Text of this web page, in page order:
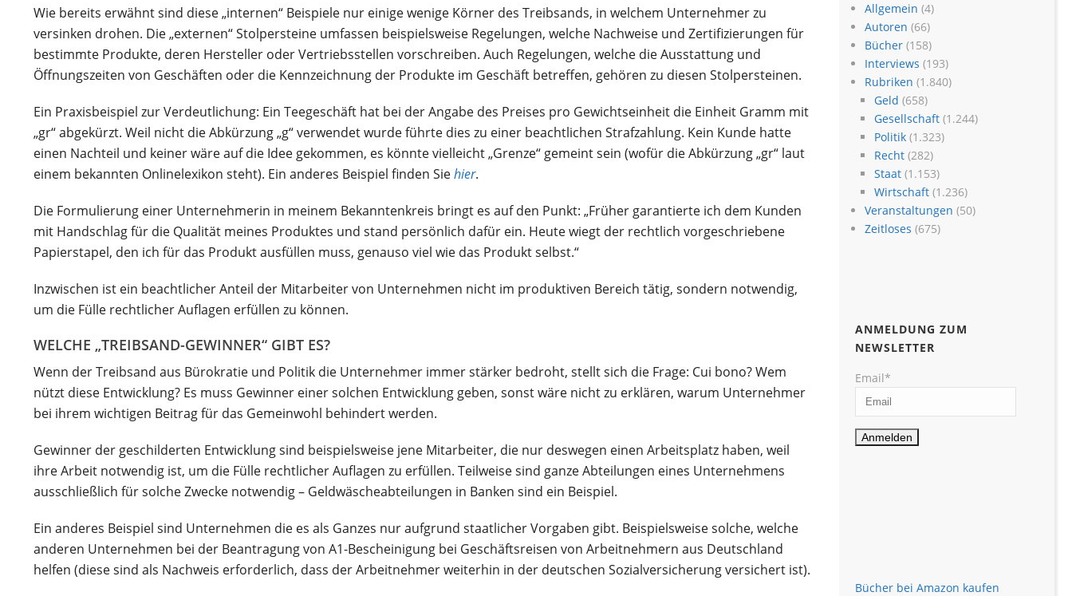
Wie bereits erwähnt sind diese „internen“ Beispiele nur einige wenige Körner des Treibsands, in welchem Unternehmer zu
versinken drohen. Die „externen“ Stolpersteine umfassen beispielsweise Regelungen, welche Nachweise und Zertifizierungen für
bestimmte Produkte, deren Hersteller oder Vertriebsstellen vorschreiben. Auch Regelungen, welche die Ausstattung und
Öffnungszeiten von Geschäften oder die Kennzeichnung der Produkte im Geschäft betreffen, gehören zu diesen Stolpersteinen.
Ein Praxisbeispiel zur Verdeutlichung: Ein Teegeschäft hat bei der Angabe des Preises pro Gewichtseinheit die Einheit Gramm mit
„gr“ abgekürzt. Weil nicht die Abkürzung „g“ verwendet wurde führte dies zu einer beachtlichen Strafzahlung. Kein Kunde hatte
einen Nachteil und keiner wäre auf die Idee gekommen, es könnte vielleicht „Grenze“ gemeint sein (wofür die Abkürzung „gr“ laut
einem bekannten Onlinelexikon steht). Ein anderes Beispiel finden Siehier.
Die Formulierung einer Unternehmerin in meinem Bekanntenkreis bringt es auf den Punkt: „Früher garantierte ich dem Kunden
mit Handschlag für die Qualität meines Produktes und stand persönlich dafür ein. Heute wiegt der rechtlich vorgeschriebene
Papierstapel, den ich für das Produkt ausfüllen muss, genauso viel wie das Produkt selbst.“
Inzwischen ist ein beachtlicher Anteil der Mitarbeiter von Unternehmen nicht im produktiven Bereich tätig, sondern notwendig,
um die Fülle rechtlicher Auflagen erfüllen zu können.
WELCHE „TREIBSAND-GEWINNER“ GIBT ES?
Wenn der Treibsand aus Bürokratie und Politik die Unternehmer immer stärker bedroht, stellt sich die Frage: Cui bono? Wem
nützt diese Entwicklung? Es muss Gewinner einer solchen Entwicklung geben, sonst wäre nicht zu erklären, warum Unternehmer
bei ihrem wichtigen Beitrag für das Gemeinwohl behindert werden.
Gewinner der geschilderten Entwicklung sind beispielsweise jene Mitarbeiter, die nur deswegen einen Arbeitsplatz haben, weil
ihre Arbeit notwendig ist, um die Fülle rechtlicher Auflagen zu erfüllen. Teilweise sind ganze Abteilungen eines Unternehmens
ausschließlich für solche Zwecke notwendig – Geldwäscheabteilungen in Banken sind ein Beispiel.
Ein anderes Beispiel sind Unternehmen die es als Ganzes nur aufgrund staatlicher Vorgaben gibt. Beispielsweise solche, welche
anderen Unternehmen bei der Beantragung von A1-Bescheinigung bei Geschäftsreisen von Arbeitnehmern aus Deutschland
helfen (diese sind als Nachweis erforderlich, dass der Arbeitnehmer weiterhin in der deutschen Sozialversicherung versichert ist).
Allgemein (4)
Autoren (66)
Bücher(158)
Interviews (193)
Rubriken (1.840)
Geld (658)
Gesellschaft(1.244)
Politik(1.323)
Recht(282)
Staat(1.153)
Wirtschaft(1.236)
Veranstaltungen (50)
Zeitloses (675)
ANMELDUNG ZUM
NEWSLETTER
Email*
Bücher bei Amazon kaufen